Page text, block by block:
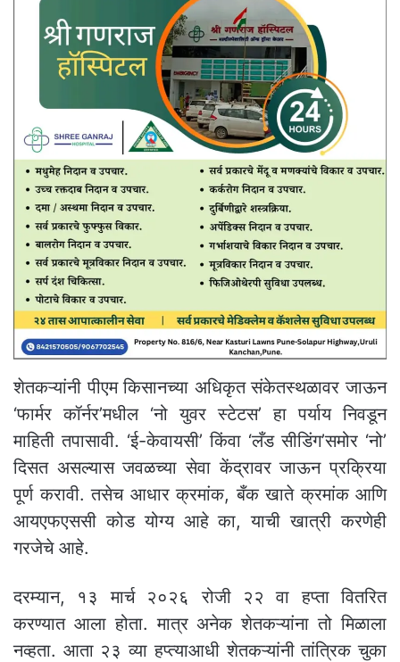
शेतकऱ्यांनी पीएम किसानच्या अधिकृत संकेतस्थळावर जाऊन
‘फार्मर कॉर्नर’मधील ‘नो युवर स्टेटस’ हा पर्याय निवडून
माहिती तपासावी. ‘ई-केवायसी’ किंवा ‘लँड सीडिंग’समोर ‘नो’
दिसत असल्यास जवळच्या सेवा केंद्रावर जाऊन प्रक्रिया
पूर्ण करावी. तसेच आधार क्रमांक, बँक खाते क्रमांक आणि
आयएफएससी कोड योग्य आहे का, याची खात्री करणेही
गरजेचे आहे.
दरम्यान, १३ मार्च २०२६ रोजी २२ वा हप्ता वितरित
करण्यात आला होता. मात्र अनेक शेतकऱ्यांना तो मिळाला
नव्हता. आता २३ व्या हप्त्याआधी शेतकऱ्यांनी तांत्रिक चुका